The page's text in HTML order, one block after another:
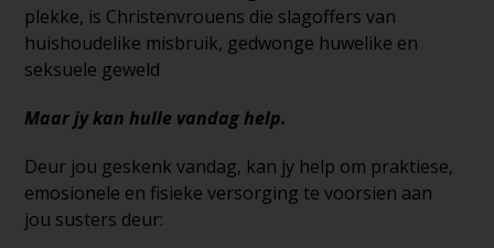
plekke, is Christenvrouens die slagoffers van
huishoudelike misbruik, gedwonge huwelike en
seksuele geweld
Maar jy kan hulle vandag help.
Deur jou geskenk vandag, kan jy help om praktiese,
emosionele en fisieke versorging te voorsien aan
jou susters deur: